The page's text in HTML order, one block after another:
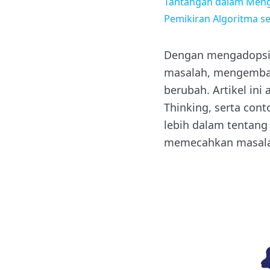
Pemikiran Algoritma
Dengan
masalah,
berubah. Artikel ini
Thinking, serta
lebih dalam
memecahkan